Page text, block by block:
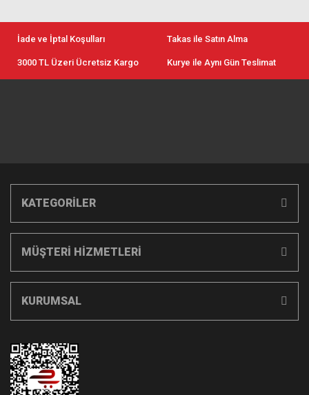
İade ve İptal Koşulları Takas ile Satın Alma
3000 TL Üzeri Ücretsiz Kargo Kurye ile Aynı Gün Teslimat
KATEGORİLER
MÜŞTERİ HİZMETLERİ
KURUMSAL